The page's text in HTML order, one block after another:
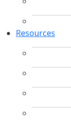
Resources